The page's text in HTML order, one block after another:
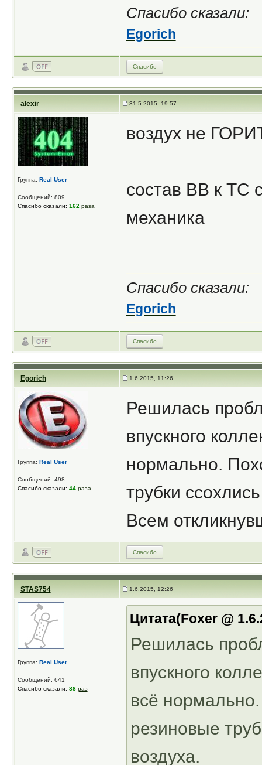
Спасибо сказали:
Egorich
Спасибо
alexir 31.5.2015, 19:57
Группа: Real User
Сообщений: 809
Спасибо сказали: 162 раза
воздух не
состав ВВ к ТС
механика
Спасибо сказали:
Egorich
Спасибо
Egorich 1.6.2015, 11:26
Группа: Real User
Сообщений: 498
Спасибо сказали: 44 раза
Решилась
впускного
нормально.
трубки
Всем
Спасибо
STAS754 1.6.2015, 12:26
Группа: Real User
Сообщений: 641
Спасибо сказали: 88 раз
Цитата(Foxer @
Решилась
впускного
всё
резиновые
воздуха.